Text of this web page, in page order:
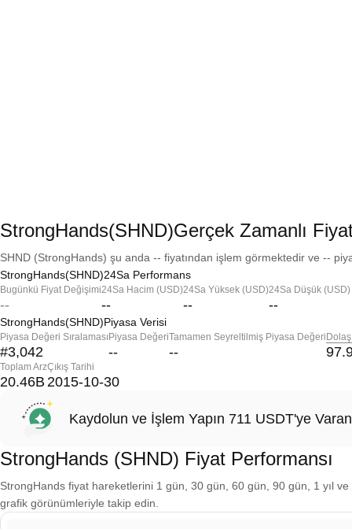
StrongHands(SHND)Gerçek Zamanlı
SHND (StrongHands) şu anda -- fiyatından işlem görmektedir ve --
StrongHands(SHND)24Sa Performans
Bugünkü Fiyat Değişimi
--
24Sa Hacim (USD)
--
24Sa Yüksek (USD)
--
24Sa Düşük (USD)
--
StrongHands(SHND)Piyasa Verisi
Piyasa Değeri Sıralaması
#3,042
Piyasa Değeri
--
Tamamen Seyreltilmiş Piyasa Değeri
--
Toplam Arz
20.46B
Çıkış Tarihi
2015-10-30
Kaydolun ve İşlem Yapın 711 USDT'ye
StrongHands (SHND) Fiyat Performansı
StrongHands fiyat hareketlerini 1 gün, 30 gün, 60 gün, 90 gün, 1 yıl
grafik görünümleriyle takip edin.